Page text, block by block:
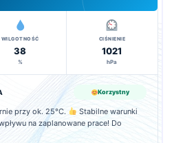
WILGOTNOŚĆ
38
%
CIŚNIENIE
1021
hPa
Korzystny
przy ok. 25°C.
Stabilne warunki
na zaplanowane prace! Do